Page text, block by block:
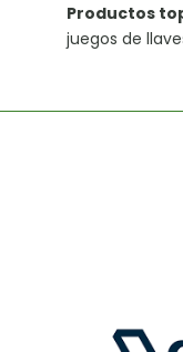
Productos
juegos de